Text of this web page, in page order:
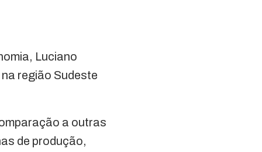
Luciano
na região Sudeste
a outras
de produção,